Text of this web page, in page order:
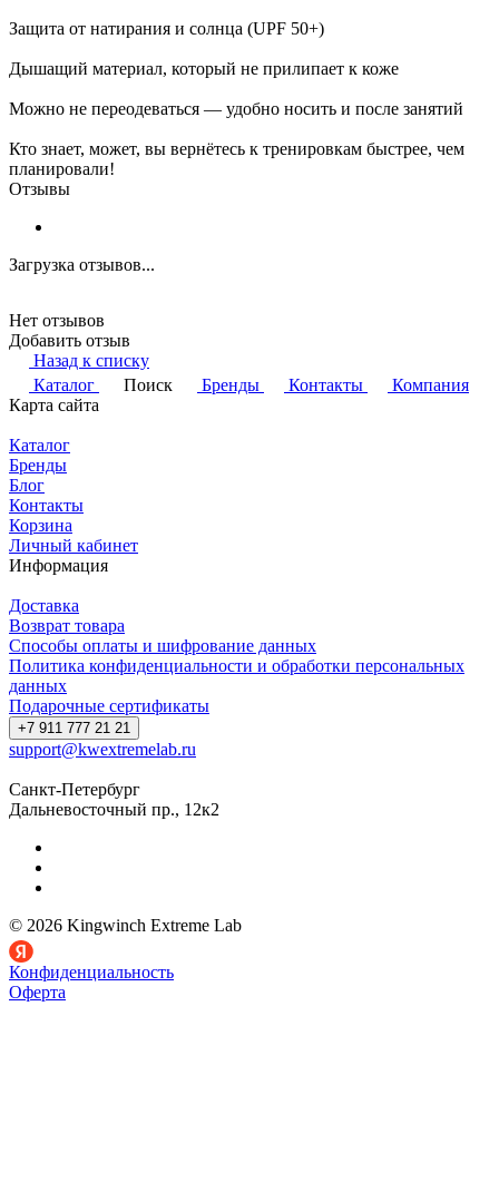
Защита от натирания и солнца (UPF 50+)
Дышащий материал, который не прилипает к коже
Можно не переодеваться — удобно носить и после занятий
Кто знает, может, вы вернётесь к тренировкам быстрее, чем
планировали!
Отзывы
Загрузка отзывов...
Нет отзывов
Добавить отзыв
Назад к списку
Каталог
Поиск Бренды Контакты
Компания
Карта сайта
Каталог
Бренды
Блог
Контакты
Корзина
Личный кабинет
Информация
Доставка
Возврат товара
Способы оплаты и шифрование данных
Политика конфиденциальности и обработки персональных
данных
Подарочные сертификаты
+7 911 777 21 21
support@kwextremelab.ru
Санкт-Петербург
Дальневосточный пр., 12к2
© 2026 Kingwinch Extreme Lab
Конфиденциальность
Оферта